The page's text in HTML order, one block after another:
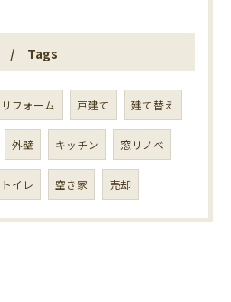
Tags
リフォーム 戸建て 建て替え
外壁 キッチン 窓リノベ
トイレ 空き家 売却